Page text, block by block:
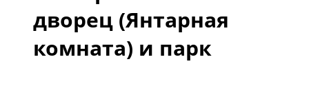
дворец (Янтарная
комната) и парк